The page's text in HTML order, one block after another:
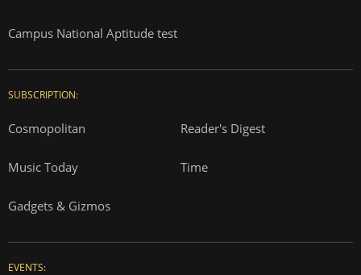
Campus National Aptitude test
SUBSCRIPTION:
Cosmopolitan Reader's Digest
Music Today Time
Gadgets & Gizmos
EVENTS: